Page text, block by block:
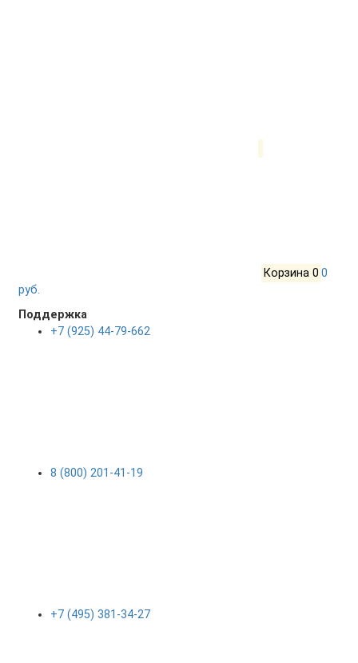
Корзина 0 0
руб.
Поддержка
+7 (925) 44-79-662
8 (800) 201-41-19
+7 (495) 381-34-27